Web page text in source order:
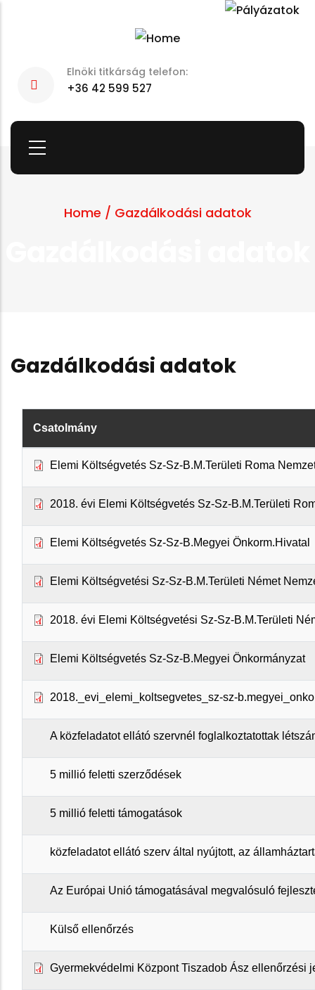
Elnöki titkárság telefon:
+36 42 599 527
Home / Gazdálkodási adatok
Gazdálkodási adatok
Csatolmány
Elemi Költségvetés Sz-Sz-B.M.Területi Roma
2018. évi Elemi Költségvetés Sz-Sz-B.M.Területi
Elemi Költségvetés Sz-Sz-B.Megyei Önkorm.Hivatal
Elemi Költségvetési Sz-Sz-B.M.Területi Német
2018. évi Elemi Költségvetési Sz-Sz-B.M.Területi
Elemi Költségvetés Sz-Sz-B.Megyei Önkormányzat
2018._evi_elemi_koltsegvetes_sz-sz-
A közfeladatot ellátó szervnél foglalkoztatottak
5 millió feletti szerződések
5 millió feletti támogatások
közfeladatot ellátó szerv által nyújtott, az
Az Európai Unió támogatásával megvalósuló
Külső ellenőrzés
Gyermekvédelmi Központ Tiszadob Ász ellenőrzési